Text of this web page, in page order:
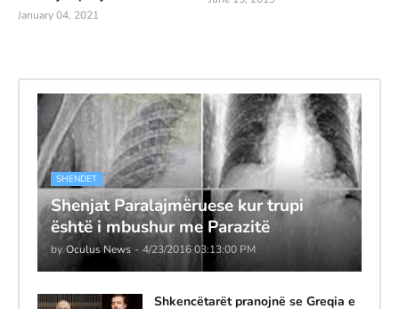
January 04, 2021
SHENDET
Shenjat Paralajmëruese kur trupi
është i mbushur me Parazitë
by Oculus News - 4/23/2016 03:13:00 PM
Shkencëtarët pranojnë se Greqia e